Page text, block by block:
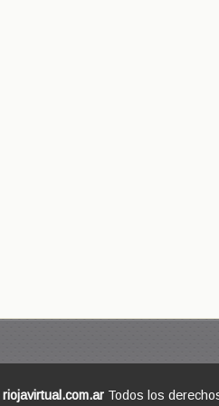
riojavirtual.com.ar Todos los